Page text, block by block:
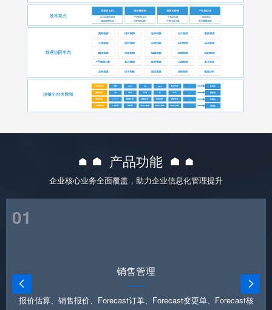
产品功能
企业核心业务全面覆盖，助力企业信息化管理提升
01
销售管理
报价估算、销售报价、Forecast订单、Forecast变更单、Forecast核
 